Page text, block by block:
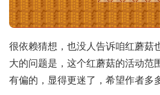
很依赖猜想，也没人告诉咱红蘑菇
大的问题是，这个红蘑菇的活动范
有偏的，显得更迷了，希望作者多